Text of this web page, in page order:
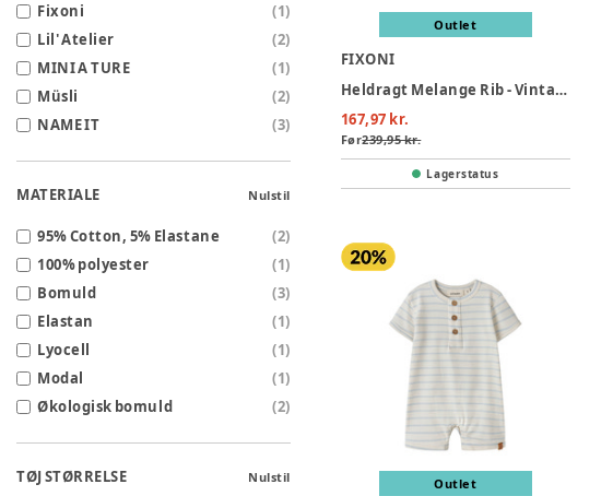
Fixoni (1)
Lil' Atelier
(2)
MINI A TURE
(1)
Müsli
(2)
NAME IT
(3)
MATERIALE Nulstil
95% Cotton, 5% Elastane (2)
100% polyester
(1)
Bomuld
(3)
Elastan
(1)
Lyocell
(1)
Modal
(1)
Økologisk bomuld
(2)
TØJ STØRRELSE Nulstil
Outlet
FIXONI
Heldragt Melange Rib - Vintage Indigo Melange
167,97 kr.
Før239,95 kr.
Lagerstatus
Outlet